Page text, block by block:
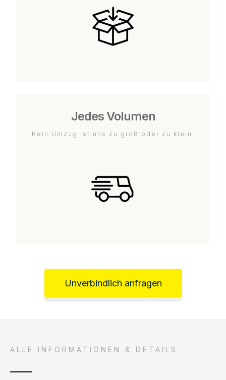
Jedes Volumen
Kein Umzug ist uns zu groß oder zu klein.
Unverbindlich anfragen
ALLE INFORMATIONEN & DETAILS